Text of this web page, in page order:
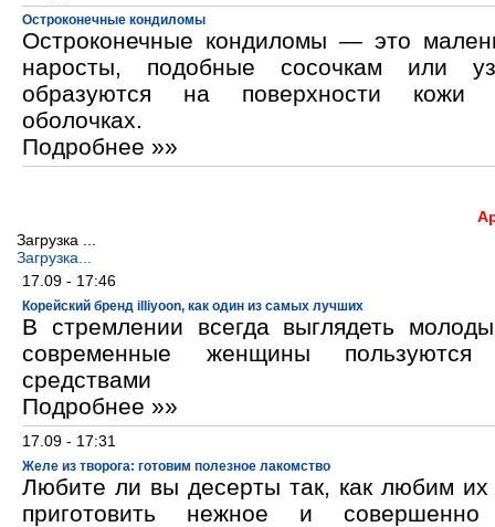
Остроконечные кондиломы
Остроконечные кондиломы — это
наросты, подобные сосочкам или
образуются на поверхности кожи
оболочках.
Подробнее »»
Загрузка ...
Загрузка...
17.09 - 17:46
Корейский бренд illiyoon, как один из самых лучших
В стремлении всегда выглядеть
современные женщины пользуются
средствами
Подробнее »»
17.09 - 17:31
Желе из творога: готовим полезное лакомство
Любите ли вы десерты так, как любим
приготовить нежное и